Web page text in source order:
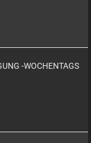
-WOCHENTAGS